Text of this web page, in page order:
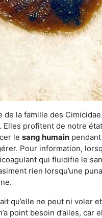
la famille des
profitent de notre
le sang humain
Pour information,
qui fluidifie le
rien lorsqu’une
qu’elle ne peut ni voler
point besoin d’ailes, car